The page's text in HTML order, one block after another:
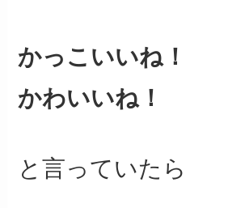
かっこいいね！
かわいいね！
と言っていたら